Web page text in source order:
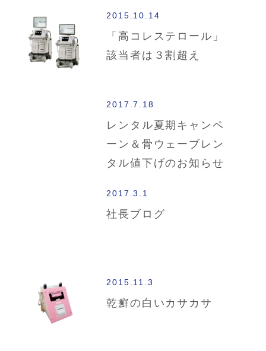
2015.10.14
「高コレステロール」
該当者は３割超え
2017.7.18
レンタル夏期キャンペ
ーン＆骨ウェーブレン
タル値下げのお知らせ
2017.3.1
社長ブログ
2015.11.3
乾癬の白いカサカサ